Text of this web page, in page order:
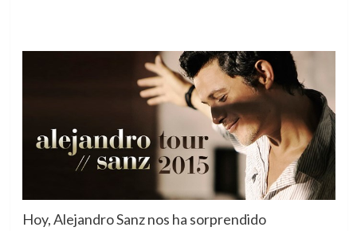
Hoy, Alejandro Sanz nos ha sorprendido